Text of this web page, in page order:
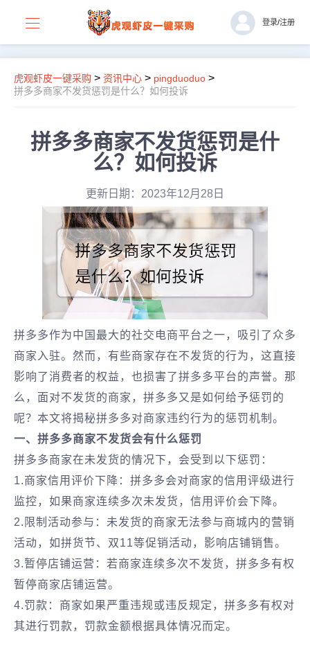
登录/注册
虎观虾皮一键采购 > 资讯中心 > pingduoduo >
拼多多商家不发货惩罚是什么？如何投诉
拼多多商家不发货惩罚是什
么？如何投诉
更新日期：2023年12月28日
拼多多作为中国最大的社交电商平台之一，吸引了众多
商家入驻。然而，有些商家存在不发货的行为，这直接
影响了消费者的权益，也损害了拼多多平台的声誉。那
么，面对不发货的商家，拼多多又是如何给予惩罚的
呢？本文将揭秘拼多多对商家违约行为的惩罚机制。
一、拼多多商家不发货会有什么惩罚
拼多多商家在未发货的情况下，会受到以下惩罚：
1.商家信用评价下降：拼多多会对商家的信用评级进行
监控，如果商家连续多次未发货，信用评价会下降。
2.限制活动参与：未发货的商家无法参与商城内的营销
活动，如拼货节、双11等促销活动，影响店铺销售。
3.暂停店铺运营：若商家连续多次不发货，拼多多有权
暂停商家店铺运营。
4.罚款：商家如果严重违规或违反规定，拼多多有权对
其进行罚款，罚款金额根据具体情况而定。